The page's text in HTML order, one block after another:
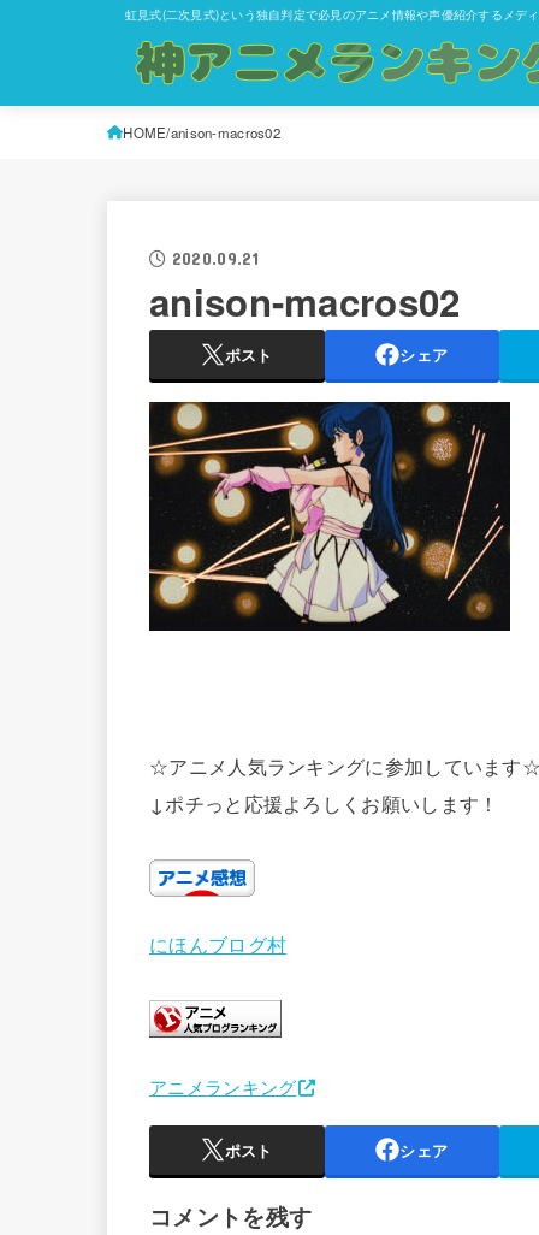
虹見式(二次見式)という独自判定で必見のアニメ情報や声優紹介するメデ
HOME anison-macros02
2020.09.21
anison-macros02
ポスト シェア
☆アニメ人気ランキングに参加しています
↓ポチっと応援よろしくお願いします！
にほんブログ村
アニメランキング
ポスト シェア
コメントを残す